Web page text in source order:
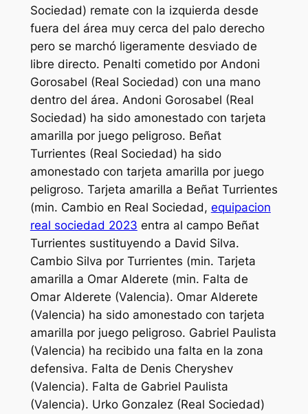
Sociedad) remate con la izquierda desde
fuera del área muy cerca del palo derecho
pero se marchó ligeramente desviado de
libre directo. Penalti cometido por Andoni
Gorosabel (Real Sociedad) con una mano
dentro del área. Andoni Gorosabel (Real
Sociedad) ha sido amonestado con tarjeta
amarilla por juego peligroso. Beñat
Turrientes (Real Sociedad) ha sido
amonestado con tarjeta amarilla por juego
peligroso. Tarjeta amarilla a Beñat Turrientes
(min. Cambio en Real Sociedad, equipacion
real sociedad 2023 entra al campo Beñat
Turrientes sustituyendo a David Silva.
Cambio Silva por Turrientes (min. Tarjeta
amarilla a Omar Alderete (min. Falta de
Omar Alderete (Valencia). Omar Alderete
(Valencia) ha sido amonestado con tarjeta
amarilla por juego peligroso. Gabriel Paulista
(Valencia) ha recibido una falta en la zona
defensiva. Falta de Denis Cheryshev
(Valencia). Falta de Gabriel Paulista
(Valencia). Urko Gonzalez (Real Sociedad)